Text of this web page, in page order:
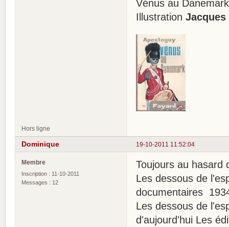
Vénus au
Illustration Jacques
Hors ligne
19-10-2011 11:52:04
Dominique
Membre
Inscription : 11-10-2011
Messages : 12
Toujours au hasard
Les dessous de
documentaires
Les dessous de
d'aujourd'hui Les